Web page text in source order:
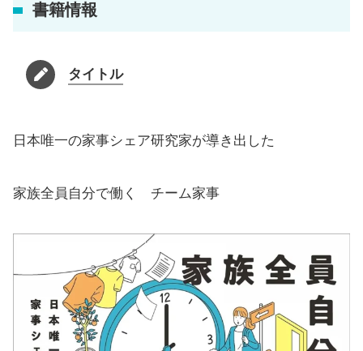
書籍情報
タイトル
日本唯一の家事シェア研究家が導き出した
家族全員自分で働く チーム家事